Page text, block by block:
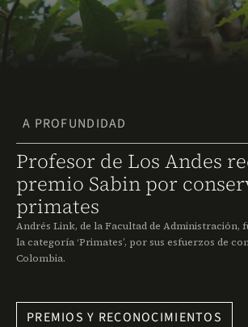
A PROFUNDIDAD
Profesor de Los Andes
premio Sabin por
primates
Andrés Link, de la Facultad de Administración,
la categoría ‘Primates’, por sus esfuerzos de
Colombia.
PREMIOS Y RECONOCIMIENTOS